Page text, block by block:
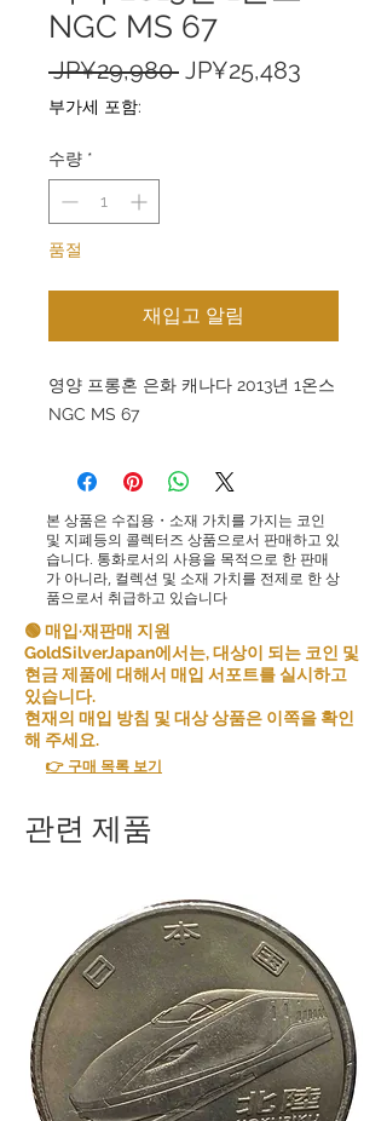
NGC MS 67
JP¥29,980 일
JP¥25,483
부가세 포함:
수량 *
품절
재입고 알림
영양 프롱혼 은화 캐나다 2013년 1온스
NGC MS 67
본 상품은 수집용・소재 가치를 가지는 코인
및 지폐등의 콜렉터즈 상품으로서 판매하고 있
습니다. 통화로서의 사용을 목적으로 한 판매
가 아니라, 컬렉션 및 소재 가치를 전제로 한 상
품으로서 취급하고 있습니다
🟢 매입·재판매 지원
GoldSilverJapan에서는, 대상이 되는 코인 및
현금 제품에 대해서 매입 서포트를 실시하고
있습니다.
현재의 매입 방침 및 대상 상품은 이쪽을 확인
해 주세요.
👉 구매 목록 보기
관련 제품